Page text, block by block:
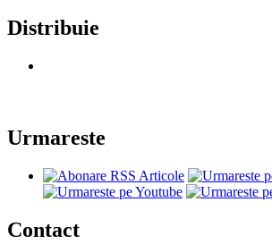
Distribuie
Urmareste
Contact